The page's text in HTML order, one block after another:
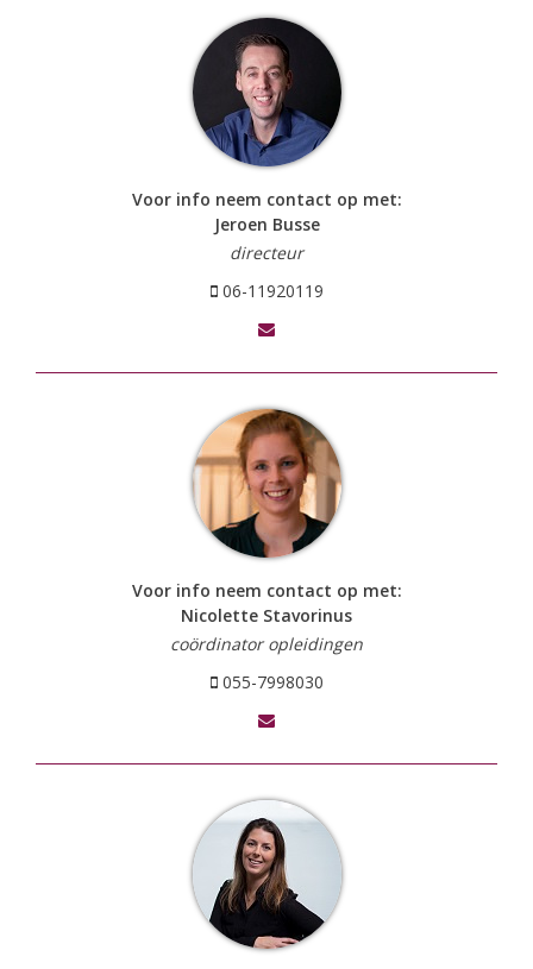
Voor info neem contact op met:
Jeroen Busse
directeur
06-11920119
Voor info neem contact op met:
Nicolette Stavorinus
coördinator opleidingen
055-7998030